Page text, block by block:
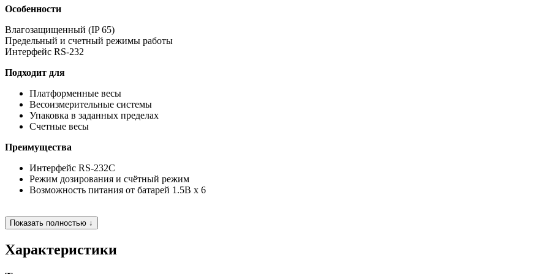
Особенности
Влагозащищенный (IP 65)
Предельный и счетный режимы работы
Интерфейс RS-232
Подходит для
Платформенные весы
Весоизмерительные системы
Упаковка в заданных пределах
Счетные весы
Преимущества
Интерфейс RS-232C
Режим дозирования и счётный режим
Возможность питания от батарей 1.5В х 6
Показать полностью ↓
Характеристики